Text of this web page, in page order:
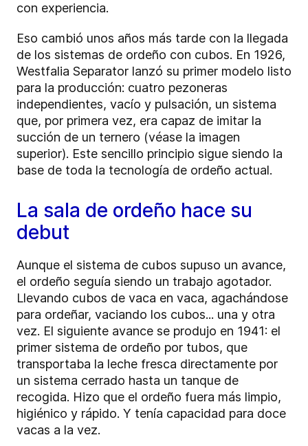
con experiencia.
Eso cambió unos años más tarde con la llegada
de los sistemas de ordeño con cubos. En 1926,
Westfalia Separator lanzó su primer modelo listo
para la producción: cuatro pezoneras
independientes, vacío y pulsación, un sistema
que, por primera vez, era capaz de imitar la
succión de un ternero (véase la imagen
superior). Este sencillo principio sigue siendo la
base de toda la tecnología de ordeño actual.
La sala de ordeño hace su
debut
Aunque el sistema de cubos supuso un avance,
el ordeño seguía siendo un trabajo agotador.
Llevando cubos de vaca en vaca, agachándose
para ordeñar, vaciando los cubos... una y otra
vez. El siguiente avance se produjo en 1941: el
primer sistema de ordeño por tubos, que
transportaba la leche fresca directamente por
un sistema cerrado hasta un tanque de
recogida. Hizo que el ordeño fuera más limpio,
higiénico y rápido. Y tenía capacidad para doce
vacas a la vez.